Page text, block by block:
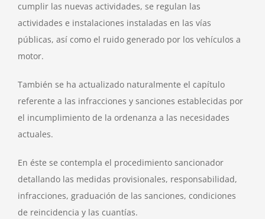
cumplir las nuevas actividades, se regulan las
actividades e instalaciones instaladas en las vías
públicas, así como el ruido generado por los vehículos a
motor.
También se ha actualizado naturalmente el capítulo
referente a las infracciones y sanciones establecidas por
el incumplimiento de la ordenanza a las necesidades
actuales.
En éste se contempla el procedimiento sancionador
detallando las medidas provisionales, responsabilidad,
infracciones, graduación de las sanciones, condiciones
de reincidencia y las cuantías.